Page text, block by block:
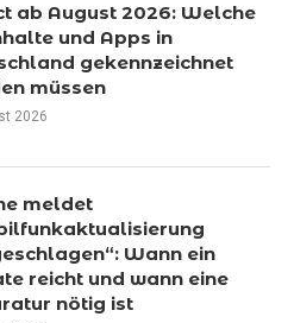
ab August 2026: Welche
und Apps in
gekennzeichnet
müssen
2026
meldet
Wann ein
reicht und wann eine
nötig ist